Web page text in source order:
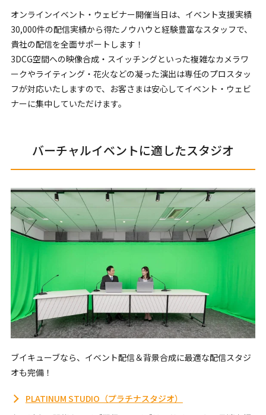
オンラインイベント・ウェビナー開催当日は、イベント支援実績
30,000件の配信実績から得たノウハウと経験豊富なスタッフで、
貴社の配信を全面サポートします！
3DCG空間への映像合成・スイッチングといった複雑なカメラワ
ークやライティング・花火などの凝った演出は専任のプロスタッ
フが対応いたしますので、お客さまは安心してイベント・ウェビ
ナーに集中していただけます。
バーチャルイベントに適したスタジオ
ブイキューブなら、イベント配信＆背景合成に最適な配信スタジ
オも完備！
PLATINUM STUDIO（プラチナスタジオ）